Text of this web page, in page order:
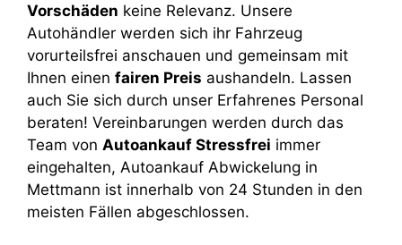
Vorschäden keine Relevanz. Unsere
Autohändler werden sich ihr Fahrzeug
vorurteilsfrei anschauen und gemeinsam mit
Ihnen einen fairen Preis aushandeln. Lassen
auch Sie sich durch unser Erfahrenes Personal
beraten! Vereinbarungen werden durch das
Team von Autoankauf Stressfrei immer
eingehalten, Autoankauf Abwickelung in
Mettmann ist innerhalb von 24 Stunden in den
meisten Fällen abgeschlossen.